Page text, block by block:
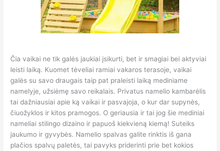
Čia vaikai ne tik galės jaukiai įsikurti, bet ir smagiai bei aktyviai
leisti laiką. Kuomet tėveliai ramiai vakaros terasoje, vaikai
galės su savo draugais taip pat praleisti laiką mediniame
namelyje, užsiėmę savo reikalais. Privatus namelio kambarėlis
tai dažniausiai apie ką vaikai ir pasvajoja, o kur dar supynės,
čiuožyklos ir kitos pramogos. O geriausia ir tai jog šie mediniai
nameliai stilingo dizaino ir papuoš kiekvieną kiemą! Suteiks
jaukumo ir gyvybės. Namelio spalvas galite rinktis iš gana
plačios spalvų paletės, tai pavyks priderinti prie bet kokios